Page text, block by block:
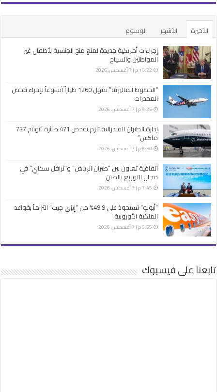
الأخيرة الأشهر
الوسوم
إجراءات أمريكية جديدة لمنع منح الجنسية لأطفال غير
المواطنين والسياح
10:22 م | 7 أغسطس، 2026
“الخطوط الماليزية” تمهل 1260 طياراً أسبوعاً لإجراء فحص
المخدرات
9:25 م | 7 أغسطس، 2026
إدارة الطيران الفيدرالية تلزم بفحص 471 طائرة “بوينج 737
ماكس”
8:30 م | 7 أغسطس، 2026
اتفاقية تعاون بين “طيران الرياض” و”ترافل سكاي” في
مجال التوزيع بالصين
7:45 م | 7 أغسطس، 2026
“أبولو” تستحوذ على 49.9% من “إيزي جيت” التزاماً بقواعد
الملكية الأوروبية
6:55 م | 7 أغسطس، 2026
تابعنا على فيسبوك